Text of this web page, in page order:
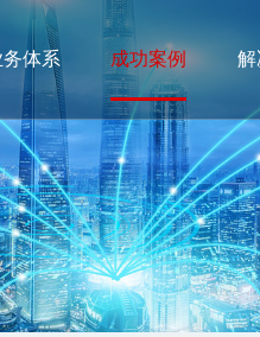
务体系 成功案例 解